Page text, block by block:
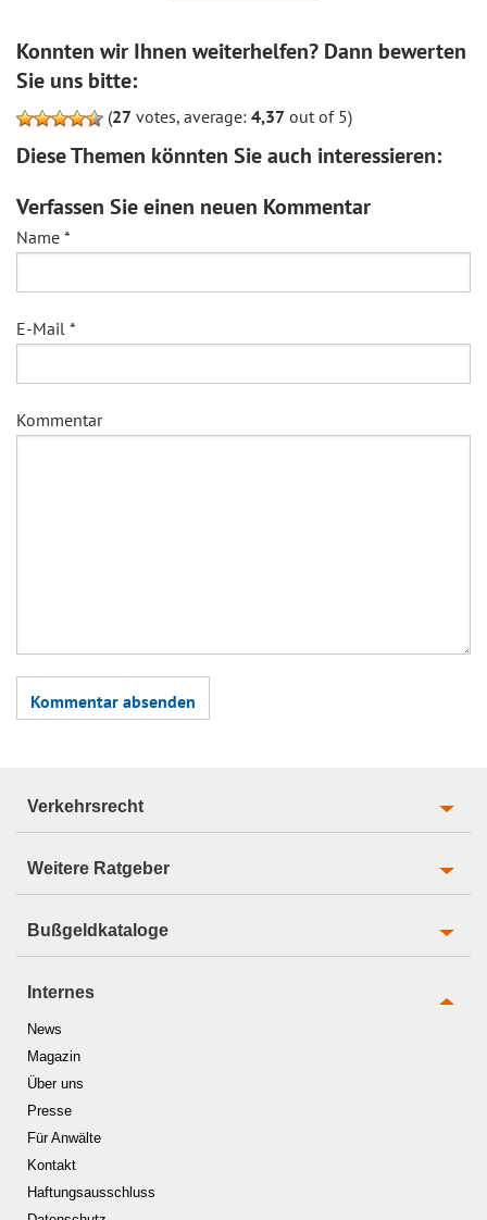
Konnten wir Ihnen weiterhelfen? Dann bewerten
Sie uns bitte:
(27 votes, average: 4,37 out of 5)
Diese Themen könnten Sie auch interessieren:
Verfassen Sie einen neuen Kommentar
Name *
E-Mail *
Kommentar
Verkehrsrecht
Weitere Ratgeber
Bußgeldkataloge
Internes
News
Magazin
Über uns
Presse
Für Anwälte
Kontakt
Haftungsausschluss